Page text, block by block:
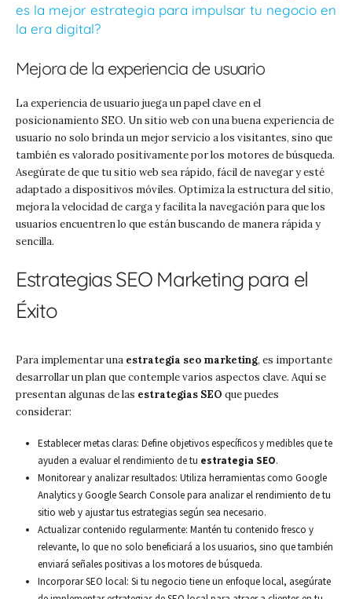
es la mejor estrategia para impulsar tu negocio en
la era digital?
Mejora de la experiencia de usuario
La experiencia de usuario juega un papel clave en el
posicionamiento SEO. Un sitio web con una buena experiencia de
usuario no solo brinda un mejor servicio a los visitantes, sino que
también es valorado positivamente por los motores de búsqueda.
Asegúrate de que tu sitio web sea rápido, fácil de navegar y esté
adaptado a dispositivos móviles. Optimiza la estructura del sitio,
mejora la velocidad de carga y facilita la navegación para que los
usuarios encuentren lo que están buscando de manera rápida y
sencilla.
Estrategias SEO Marketing para el
Éxito
Para implementar una estrategia seo marketing, es importante
desarrollar un plan que contemple varios aspectos clave. Aquí se
presentan algunas de las estrategias SEO que puedes
considerar:
Establecer metas claras: Define objetivos específicos y medibles que te
ayuden a evaluar el rendimiento de tu estrategia SEO.
Monitorear y analizar resultados: Utiliza herramientas como Google
Analytics y Google Search Console para analizar el rendimiento de tu
sitio web y ajustar tus estrategias según sea necesario.
Actualizar contenido regularmente: Mantén tu contenido fresco y
relevante, lo que no solo beneficiará a los usuarios, sino que también
enviará señales positivas a los motores de búsqueda.
Incorporar SEO local: Si tu negocio tiene un enfoque local, asegúrate